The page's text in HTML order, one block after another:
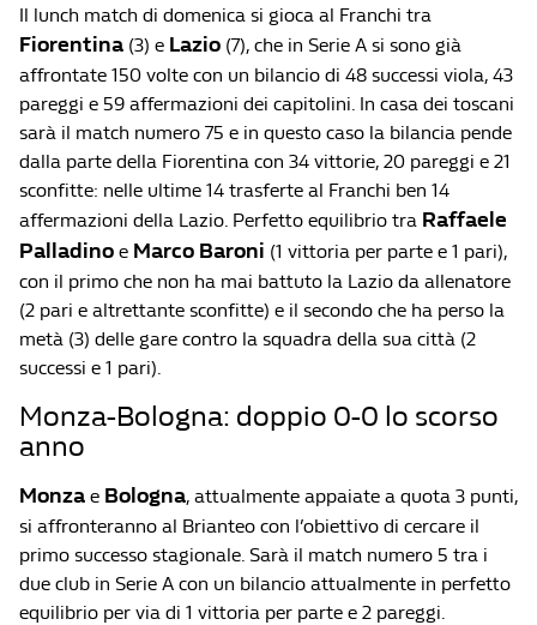
Il lunch match di domenica si gioca al Franchi tra
Fiorentina (3) e Lazio (7), che in Serie A si sono già
affrontate 150 volte con un bilancio di 48 successi viola, 43
pareggi e 59 affermazioni dei capitolini. In casa dei toscani
sarà il match numero 75 e in questo caso la bilancia pende
dalla parte della Fiorentina con 34 vittorie, 20 pareggi e 21
sconfitte: nelle ultime 14 trasferte al Franchi ben 14
affermazioni della Lazio. Perfetto equilibrio tra Raffaele
Palladino e Marco Baroni (1 vittoria per parte e 1 pari),
con il primo che non ha mai battuto la Lazio da allenatore
(2 pari e altrettante sconfitte) e il secondo che ha perso la
metà (3) delle gare contro la squadra della sua città (2
successi e 1 pari).
Monza-Bologna: doppio 0-0 lo scorso
anno
Monza e Bologna, attualmente appaiate a quota 3 punti,
si affronteranno al Brianteo con l’obiettivo di cercare il
primo successo stagionale. Sarà il match numero 5 tra i
due club in Serie A con un bilancio attualmente in perfetto
equilibrio per via di 1 vittoria per parte e 2 pareggi.